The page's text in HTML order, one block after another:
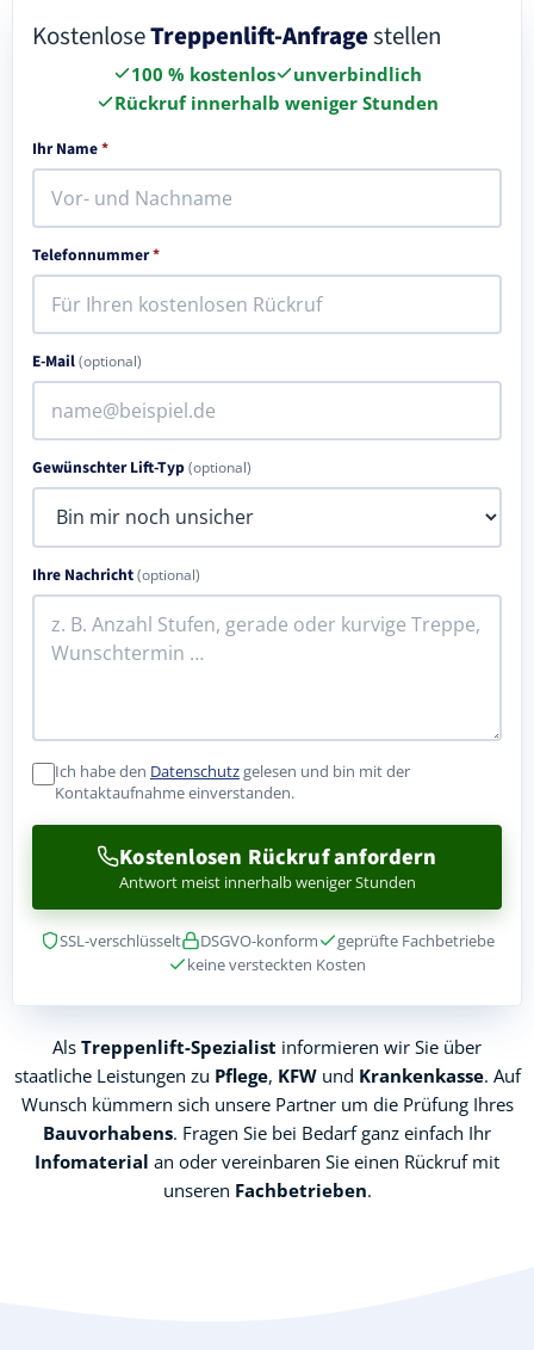
KostenloseTreppenlift-Anfragestellen
100 % kostenlos
unverbindlich
Rückruf innerhalb weniger Stunden
Ihr Name*
Telefonnummer*
E-Mail(optional)
Gewünschter Lift-Typ(optional)
Ihre Nachricht(optional)
Ich habe den Datenschutzgelesen und bin mit der
Kontaktaufnahme einverstanden.
Kostenlosen Rückruf anfordern
Antwort meist innerhalb weniger Stunden
SSL-verschlüsselt DSGVO-konform
geprüfte Fachbetriebe
keine versteckten Kosten
Als Treppenlift-Spezialist informieren wir Sie über
staatliche Leistungen zu Pflege, KFWund Krankenkasse. Auf
Wunsch kümmern sich unsere Partner um die Prüfung Ihres
Bauvorhabens. Fragen Sie bei Bedarf ganz einfach Ihr
Infomaterial an oder vereinbaren Sie einen Rückruf mit
unseren Fachbetrieben.